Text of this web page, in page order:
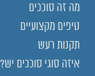
מה זה סוככים
טיפים מקצועיים
תקנות רעש
איזה סוגי סוככים יש?